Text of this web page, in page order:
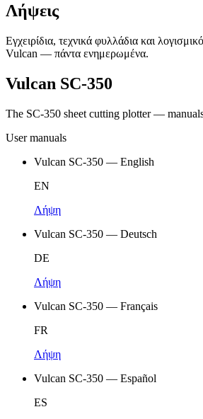
Λήψεις
Εγχειρίδια, τεχνικά φυλλάδια και
Vulcan — πάντα ενημερωμένα.
Vulcan SC-350
The SC-350 sheet cutting plotter — manuals
User manuals
Vulcan SC-350 — English
EN
Λήψη
Vulcan SC-350 — Deutsch
DE
Λήψη
Vulcan SC-350 — Français
FR
Λήψη
Vulcan SC-350 — Español
ES